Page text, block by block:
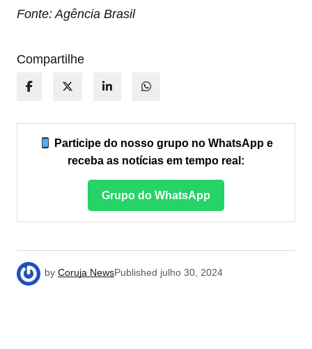
Fonte: Agência Brasil
Compartilhe
Participe do nosso grupo no WhatsApp e
receba as notícias em tempo real:
Grupo do WhatsApp
by Coruja NewsPublished julho 30, 2024